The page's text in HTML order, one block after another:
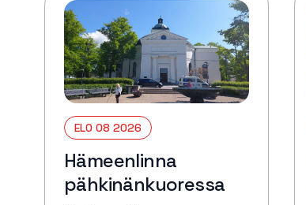
ELO 08 2026
Hämeenlinna
pähkinänkuoressa